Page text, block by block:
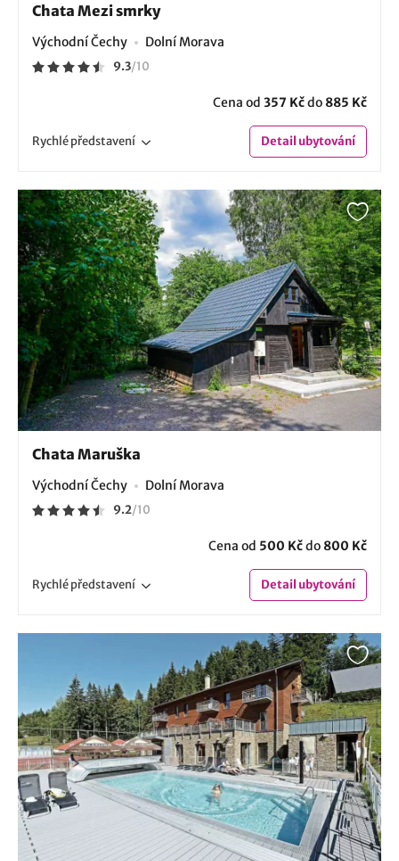
Chata Mezi smrky
Východní Čechy Dolní Morava
9.3/10
Cena od 357 Kčdo 885 Kč
Rychlépředstavení Detailubytování
Chata Maruška
Východní Čechy Dolní Morava
9.2/10
Cena od 500 Kčdo 800 Kč
Rychlépředstavení Detailubytování